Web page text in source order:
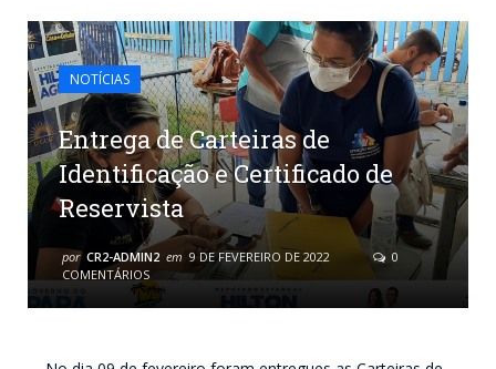
NOTÍCIAS
Entrega de Carteiras de
Identificação e Certificado de
Reservista
por CR2-ADMIN2 em 9 DE FEVEREIRO DE 2022
0
COMENTÁRIOS